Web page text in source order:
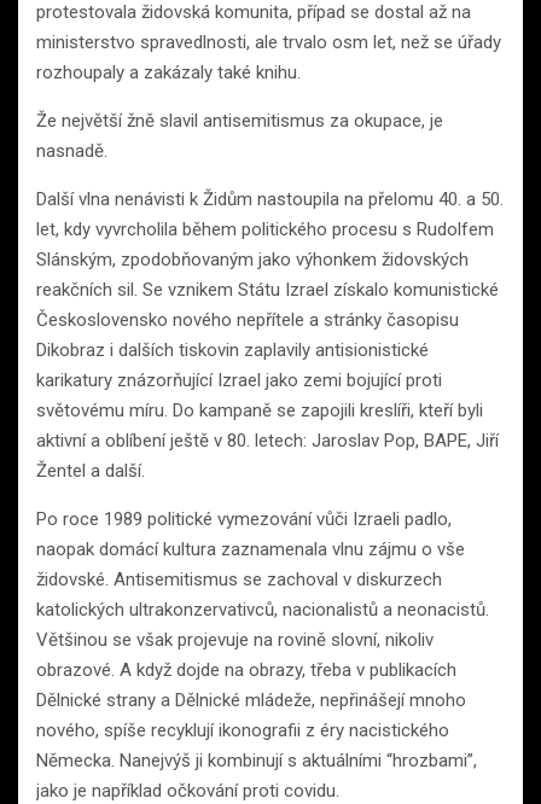
protestovala židovská komunita, případ se dostal až na
ministerstvo spravedlnosti, ale trvalo osm let, než se úřady
rozhoupaly a zakázaly také knihu.
Že největší žně slavil antisemitismus za okupace, je
nasnadě.
Další vlna nenávisti k Židům nastoupila na přelomu 40. a 50.
let, kdy vyvrcholila během politického procesu s Rudolfem
Slánským, zpodobňovaným jako výhonkem židovských
reakčních sil. Se vznikem Státu Izrael získalo komunistické
Československo nového nepřítele a stránky časopisu
Dikobraz i dalších tiskovin zaplavily antisionistické
karikatury znázorňující Izrael jako zemi bojující proti
světovému míru. Do kampaně se zapojili kreslíři, kteří byli
aktivní a oblíbení ještě v 80. letech: Jaroslav Pop, BAPE, Jiří
Žentel a další.
Po roce 1989 politické vymezování vůči Izraeli padlo,
naopak domácí kultura zaznamenala vlnu zájmu o vše
židovské. Antisemitismus se zachoval v diskurzech
katolických ultrakonzervativců, nacionalistů a neonacistů.
Většinou se však projevuje na rovině slovní, nikoliv
obrazové. A když dojde na obrazy, třeba v publikacích
Dělnické strany a Dělnické mládeže, nepřinášejí mnoho
nového, spíše recyklují ikonografii z éry nacistického
Německa. Nanejvýš ji kombinují s aktuálními “hrozbami”,
jako je například očkování proti covidu.